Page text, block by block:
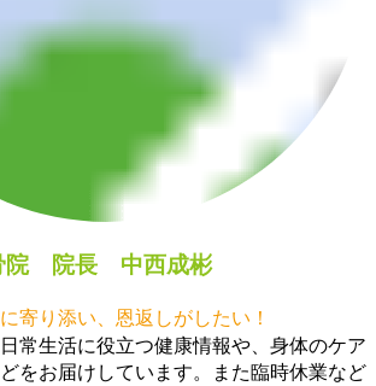
院 院長 中西成彬
寄り添い、恩返しがしたい！
常生活に役立つ健康情報や、身体のケア
をお届けしています。また臨時休業など